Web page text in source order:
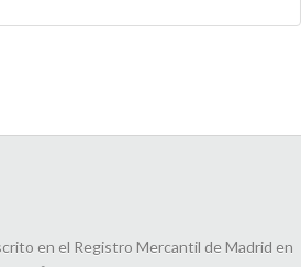
en el Registro Mercantil de Madrid en